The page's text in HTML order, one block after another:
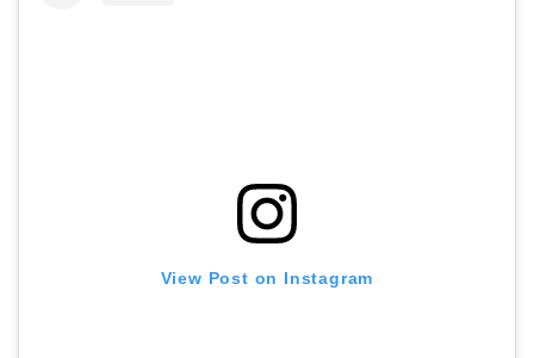
View Post on Instagram